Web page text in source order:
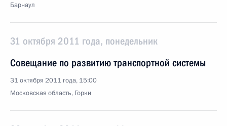
Барнаул
31 октября 2011 года, понедельник
Совещание по развитию транспортной системы
31 октября 2011 года, 15:00
Московская область, Горки